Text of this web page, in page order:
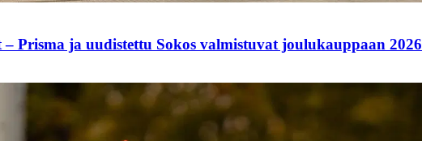
Prisma ja uudistettu Sokos valmistuvat joulukauppaan 2026